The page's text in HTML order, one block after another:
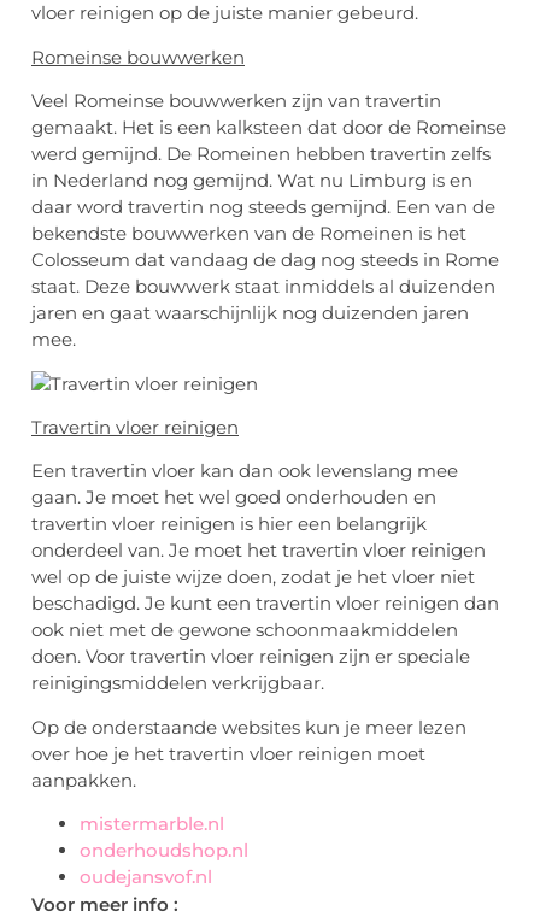
vloer reinigen op de juiste manier gebeurd.
Romeinse bouwwerken
Veel Romeinse bouwwerken zijn van travertin
gemaakt. Het is een kalksteen dat door de Romeinse
werd gemijnd. De Romeinen hebben travertin zelfs
in Nederland nog gemijnd. Wat nu Limburg is en
daar word travertin nog steeds gemijnd. Een van de
bekendste bouwwerken van de Romeinen is het
Colosseum dat vandaag de dag nog steeds in Rome
staat. Deze bouwwerk staat inmiddels al duizenden
jaren en gaat waarschijnlijk nog duizenden jaren
mee.
Travertin vloer reinigen
Een travertin vloer kan dan ook levenslang mee
gaan. Je moet het wel goed onderhouden en
travertin vloer reinigen is hier een belangrijk
onderdeel van. Je moet het travertin vloer reinigen
wel op de juiste wijze doen, zodat je het vloer niet
beschadigd. Je kunt een travertin vloer reinigen dan
ook niet met de gewone schoonmaakmiddelen
doen. Voor travertin vloer reinigen zijn er speciale
reinigingsmiddelen verkrijgbaar.
Op de onderstaande websites kun je meer lezen
over hoe je het travertin vloer reinigen moet
aanpakken.
mistermarble.nl
onderhoudshop.nl
oudejansvof.nl
Voor meer info :